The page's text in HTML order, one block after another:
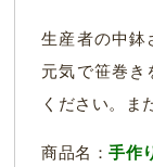
生産者の中鉢
元気で笹巻き
ください。ま
商品名：手作